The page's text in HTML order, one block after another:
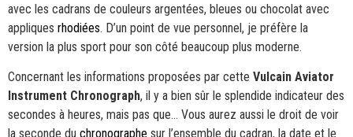
avec les cadrans de couleurs argentées, bleues ou chocolat avec
appliques rhodiées. D’un point de vue personnel, je préfère la
version la plus sport pour son côté beaucoup plus moderne.
Concernant les informations proposées par cette Vulcain Aviator
Instrument Chronograph, il y a bien sûr le splendide indicateur des
secondes à heures, mais pas que… Vous aurez aussi le droit de voir
la seconde du chronographe sur l’ensemble du cadran, la date et le